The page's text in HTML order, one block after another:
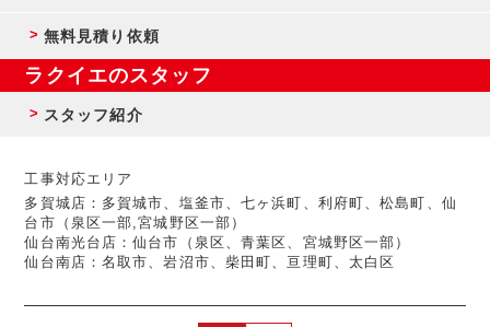
無料見積り依頼
ラクイエのスタッフ
スタッフ紹介
工事対応エリア
多賀城店：多賀城市、塩釜市、七ヶ浜町、利府町、松島町、仙
台市（泉区一部,宮城野区一部）
仙台南光台店：仙台市（泉区、青葉区、宮城野区一部）
仙台南店：名取市、岩沼市、柴田町、亘理町、太白区